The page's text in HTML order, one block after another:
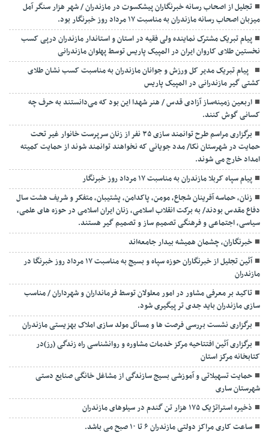
تجلیل از اصحاب رسانه خبرنگاران پیشکسوت در مازندران / شهر هزار سنگر آمل
میزبان اصحاب رسانه مازندران به مناسبت ۱۷ مرداد روز خبرنگار بود.
پیام تبریک مشترک نماینده ولی فقیه در استان و استاندار مازندران درپی کسب
نخستین طلای کاروان ایران در المپیک پاریس توسط پهلوان مازندرانی
‍ ‍ پیام تبریک مدیر کل ورزش و جوانان مازندران به مناسبت کسب نشان طلای
کشتی گیر مازندرانی در المپیک پاریس
اربعین زمینه‌ساز آزادی قدس / هنر شهدا این بود که می‌دانستند به حرف چه
کسانی گوش کنند.
برگزاری مراسم طرح توانمند سازی ۳۵ نفر از زنان سرپرست خانوار غیر تحت
حمایت در شهرستان نکا/ مدد جویانی که نخواهند توانمند شوند از حمایت کمیته
امداد خارج می شوند.
پیام سپاه کربلا مازندران به مناسبت ۱۷ مرداد روز خبرنگار
زنان، حماسه آفرینان شجاع، مومن، پاکدامن، پشتیبان، متفکر و شریف هشت سال
دفاع مقدس بودند/ به برکت انقلاب اسلامی، زنان ایران اسلامی در حوزه های علمی،
سیاسی، اجتماعی و فرهنگی تصمیم ساز و تصمیم گیر هستند.
خبرنگاران، چشمان همیشه بیدار جامعه‌اند
آئین تجلیل از خبرنگاران حوزه سپاه و بسیج به مناسبت ۱۷ مرداد روز خبرنگا در
مازندران
تاکید بر معرفی مشاور در امور معلولان توسط فرمانداران و شهرداران / مناسب
سازی مازندران باید جدی تر پیگیری شود.
برگزاری نشست بررسی فرصت ها و مسائل مولد سازی املاک بهزیستی مازندران
برگزاری آئین افتتاحیه مرکز خدمات مشاوره و روانشناسی راه زندگی (رز)در
کتابخانه مرکز استان
حمایت تسهیلاتی و آموزشی بسیج سازندگی از مشاغل خانگی صنایع دستی
شهرستان ساری
ذخیره استراتژیک ۱۷۵ هزار تن گندم در سیلوهای مازندران
ساعت کاری مراکز دولتی مازندران ۶ تا ۱۰ صبح می باشد.